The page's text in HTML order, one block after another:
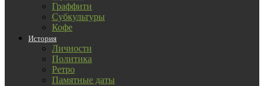
Граффити
Субкультуры
Кофе
История
Личности
Политика
Ретро
Памятные даты